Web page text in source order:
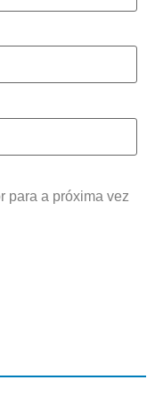
para a próxima vez